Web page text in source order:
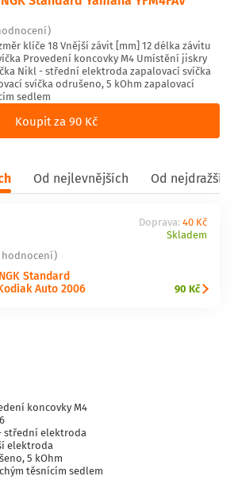
klíče 18 Vnější závit [mm] 12 délka závitu
Provedení koncovky M4 Umístění jiskry
Nikl - střední elektroda zapalovací svíčka
svíčka odrušeno, 5 kOhm zapalovací
sedlem
Koupit za 90 Kč
Od nejlevnějších Od
hodnocení)
Standard
Auto 2006
Doprava: 40 Kč
Skladem
90 Kč
koncovky M4
střední elektroda
elektroda
5 kOhm
těsnícím sedlem